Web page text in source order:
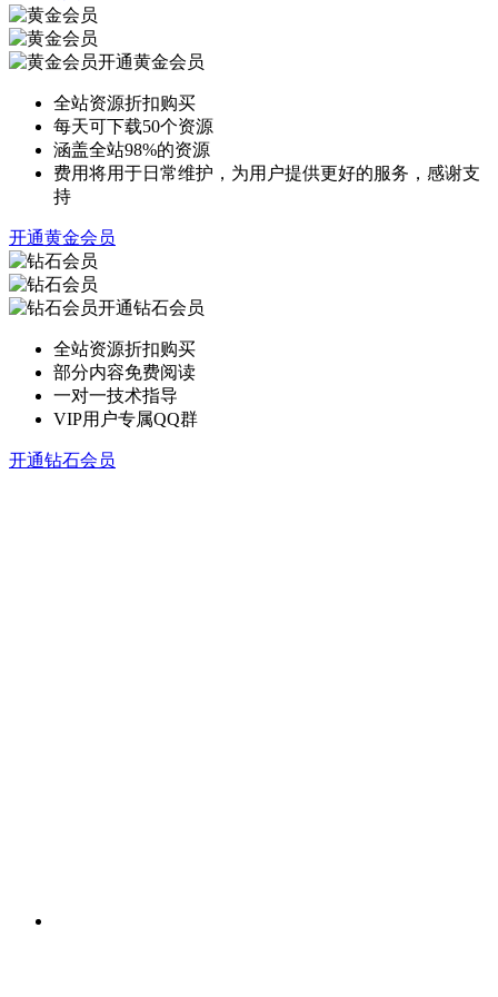
开通黄金会员
全站资源折扣购买
每天可下载50个资源
涵盖全站98%的资源
费用将用于日常维护，为用户提供更好的服务，感谢支
持
开通黄金会员
开通钻石会员
全站资源折扣购买
部分内容免费阅读
一对一技术指导
VIP用户专属QQ群
开通钻石会员